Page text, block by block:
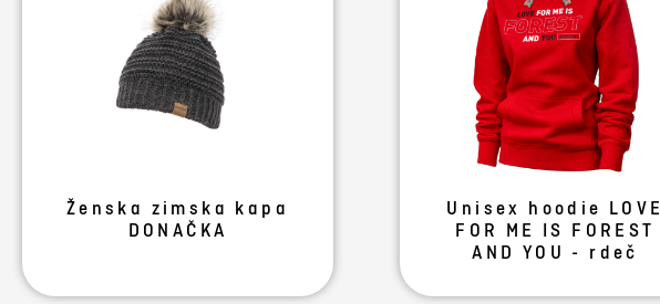
Ženska zimska kapa
DONAČKA
Unisex hoodie LOVE
FOR ME IS FOREST
AND YOU - rdeč